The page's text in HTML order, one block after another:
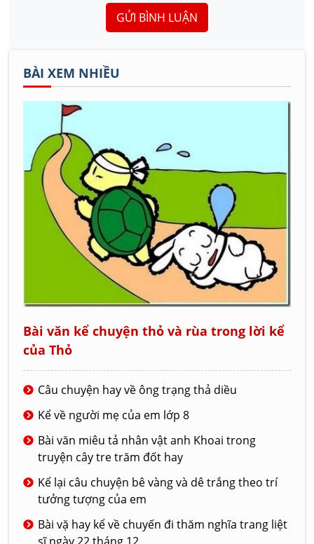
GỬI BÌNH LUẬN
BÀI XEM NHIỀU
Bài văn kể chuyện thỏ và rùa trong lời kể
của Thỏ
Câu chuyện hay về ông trạng thả diều
Kể về người mẹ của em lớp 8
Bài văn miêu tả nhân vật anh Khoai trong
truyện cây tre trăm đốt hay
Kể lại câu chuyện bê vàng và dê trắng theo trí
tưởng tượng của em
Bài vặ hay kể về chuyến đi thăm nghĩa trang liệt